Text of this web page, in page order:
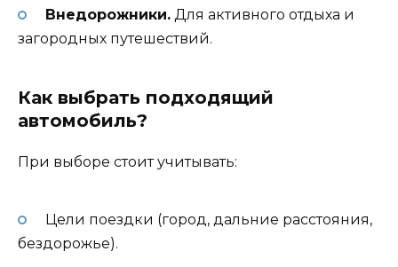
Внедорожники.Для активного отдыха и
загородных путешествий.
Как выбрать подходящий
автомобиль?
При выборе стоит учитывать:
Цели поездки (город, дальние расстояния,
бездорожье).